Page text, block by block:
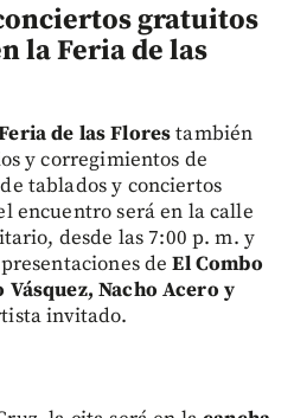
gratuitos
la Feria de las
de las Florestambién
y corregimientos de
tablados y conciertos
encuentro será en la calle
desde las 7:00 p. m. y
deEl Combo
Nacho Acero y
invitado.